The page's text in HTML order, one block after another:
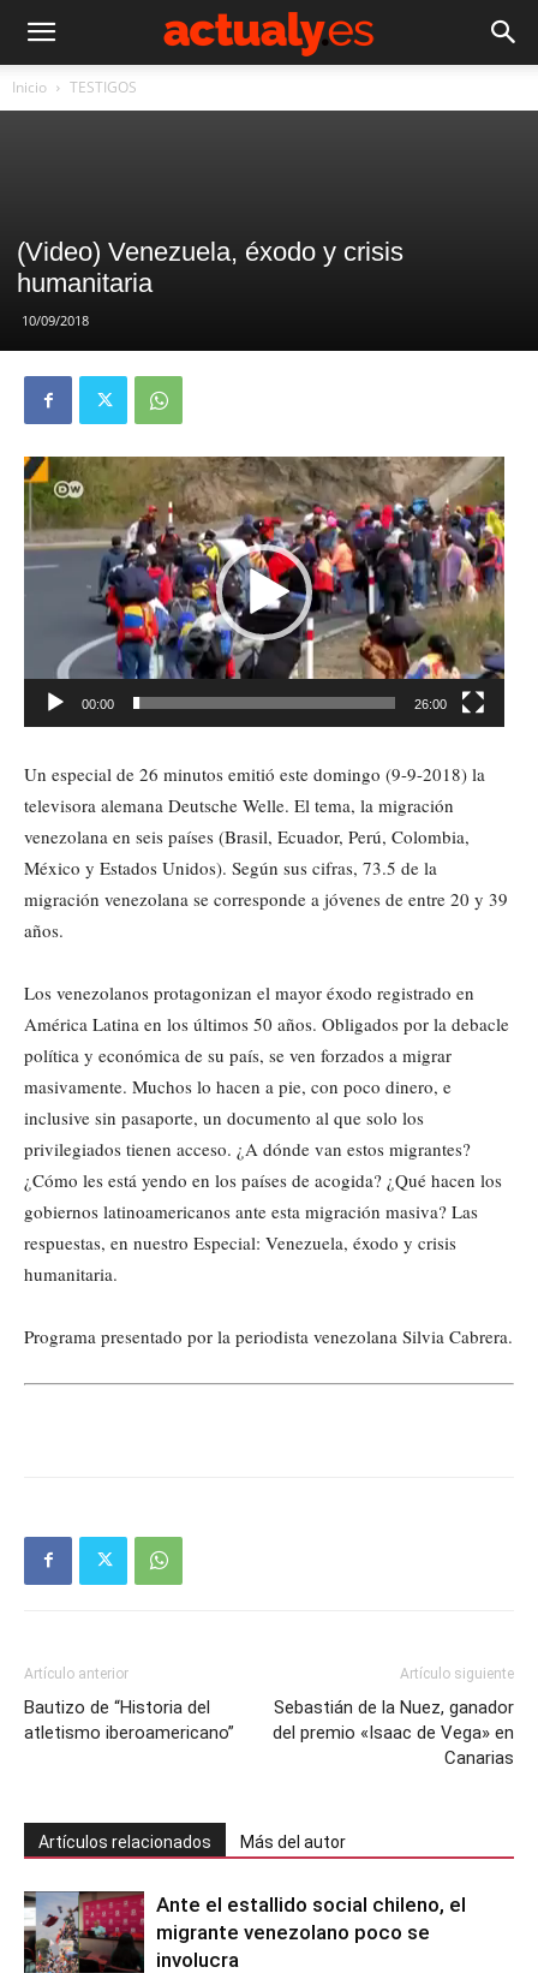
Inicio TESTIGOS
(Video) Venezuela, éxodo y crisis
humanitaria
10/09/2018
Reproductor
de
vídeo
00:00 26:00
Un especial de 26 minutos emitió este domingo (9-9-2018) la
televisora alemana Deutsche Welle. El tema, la migración
venezolana en seis países (Brasil, Ecuador, Perú, Colombia,
México y Estados Unidos). Según sus cifras, 73.5 de la
migración venezolana se corresponde a jóvenes de entre 20 y 39
años.
Los venezolanos protagonizan el mayor éxodo registrado en
América Latina en los últimos 50 años. Obligados por la debacle
política y económica de su país, se ven forzados a migrar
masivamente. Muchos lo hacen a pie, con poco dinero, e
inclusive sin pasaporte, un documento al que solo los
privilegiados tienen acceso. ¿A dónde van estos migrantes?
¿Cómo les está yendo en los países de acogida? ¿Qué hacen los
gobiernos latinoamericanos ante esta migración masiva? Las
respuestas, en nuestro Especial: Venezuela, éxodo y crisis
humanitaria.
Programa presentado por la periodista venezolana Silvia Cabrera.
Artículo anterior
Bautizo de “Historia del
atletismo iberoamericano”
Artículo siguiente
Sebastián de la Nuez, ganador
del premio «Isaac de Vega» en
Canarias
Artículos relacionados Más del autor
Ante el estallido social chileno, el
migrante venezolano poco se
involucra